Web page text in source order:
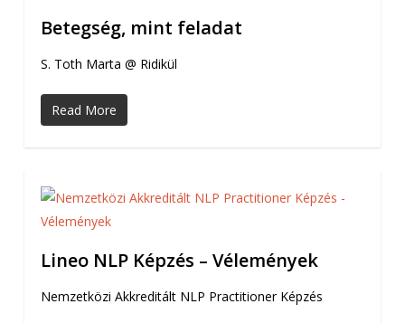
Betegség, mint feladat
S. Toth Marta @ Ridikül
Read More
Lineo NLP Képzés – Vélemények
Nemzetközi Akkreditált NLP Practitioner Képzés